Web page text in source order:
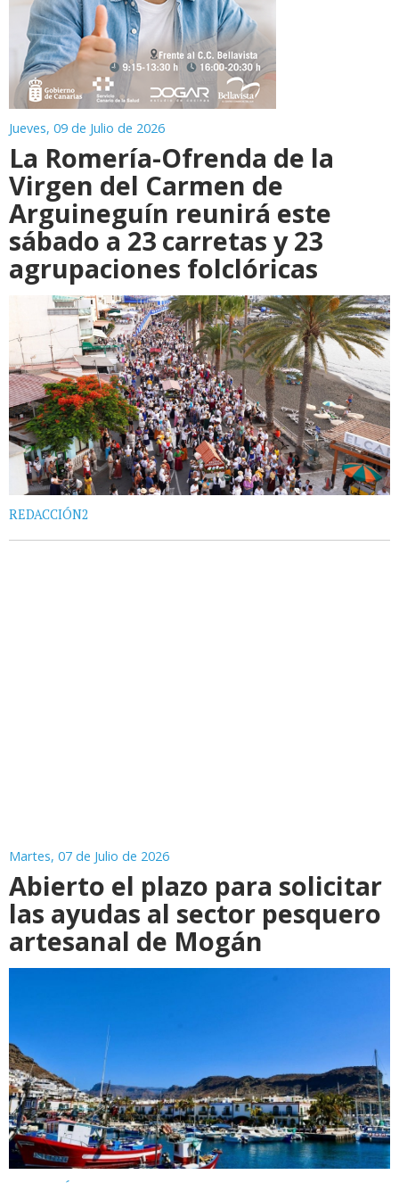
Jueves, 09 de Julio de 2026
La Romería-Ofrenda de la
Virgen del Carmen de
Arguineguín reunirá este
sábado a 23 carretas y 23
agrupaciones folclóricas
REDACCIÓN2
Martes, 07 de Julio de 2026
Abierto el plazo para solicitar
las ayudas al sector pesquero
artesanal de Mogán